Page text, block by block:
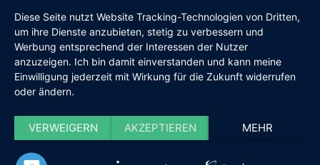
Diese Seite nutzt Website Tracking-Technologien von Dritten,
um ihre Dienste anzubieten, stetig zu verbessern und
Werbung entsprechend der Interessen der Nutzer
anzuzeigen. Ich bin damit einverstanden und kann meine
Einwilligung jederzeit mit Wirkung für die Zukunft widerrufen
oder ändern.
VERWEIGERN AKZEPTIEREN MEHR